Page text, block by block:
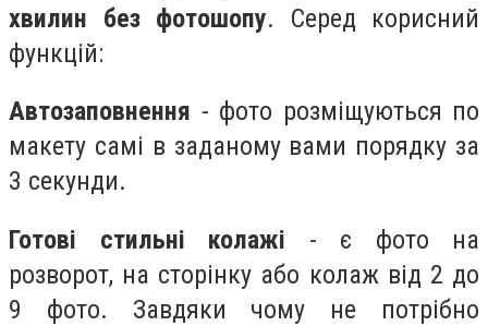
хвилин без фотошопу. Серед корисний
функцій:
Автозаповнення - фото розміщуються по
макету самі в заданому вами порядку за
3 секунди.
Готові стильні колажі - є фото на
розворот, на сторінку або колаж від 2 до
9 фото. Завдяки чому не потрібно